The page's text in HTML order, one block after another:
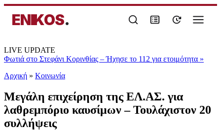
ENIKOS.
LIVE UPDATE
Φωτιά στο Στεφάνι Κορινθίας – Ήχησε το 112 για ετοιμότητα »
Αρχική » Κοινωνία
Μεγάλη επιχείρηση της ΕΛ.ΑΣ. για
λαθρεμπόριο καυσίμων – Τουλάχιστον 20
συλλήψεις